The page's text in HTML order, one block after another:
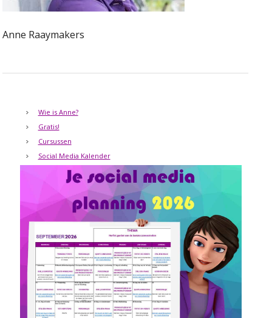
Anne Raaymakers
Wie is Anne?
Gratis!
Cursussen
Social Media Kalender